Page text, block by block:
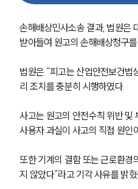
손해배상민사소송 결과, 법원은
받아들여 원고의 손해배상청구
법원은 “피고는 산업안전보건법
리 조치를 충분히 시행하였다.
사고는 원고의 안전수칙 위반 및
사용자 과실이 사고의 직접 원인
또한 기계의 결함 또는 근로환경
지 않았다”라고 기각 사유를 밝